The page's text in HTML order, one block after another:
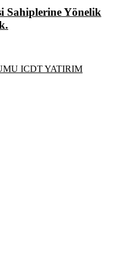
Sahiplerine Yönelik